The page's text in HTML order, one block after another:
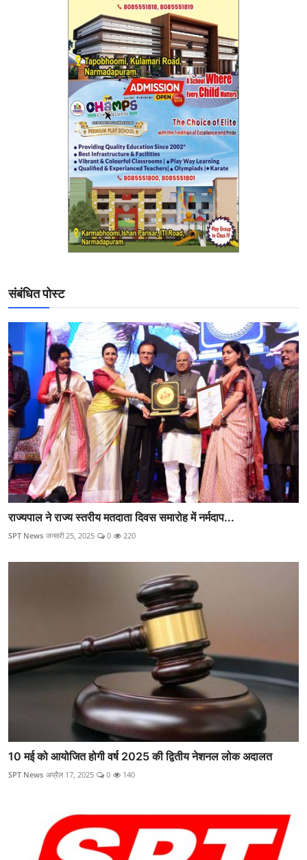
संबंधित पोस्ट
राज्यपाल ने राज्य स्तरीय मतदाता दिवस समारोह में नर्मदाप...
SPT News जनवरी 25, 2025 0 220
10 मई को आयोजित होगी वर्ष 2025 की द्वितीय नेशनल लोक अदालत
SPT News अप्रैल 17, 2025 0 140